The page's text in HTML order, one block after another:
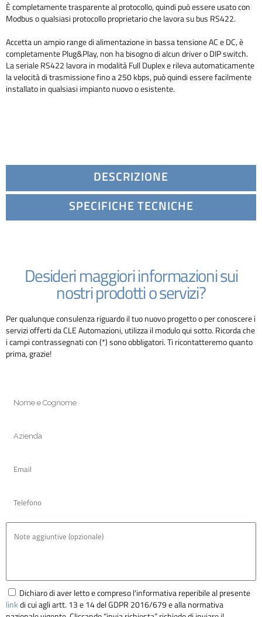
È completamente trasparente al protocollo, quindi può essere usato con
Modbus o qualsiasi protocollo proprietario che lavora su bus RS422.
Accetta un ampio range di alimentazione in bassa tensione AC e DC, è
completamente Plug&Play, non ha bisogno di alcun driver o DIP switch.
La seriale RS422 lavora in modalità Full Duplex e rileva automaticamente
la velocità di trasmissione fino a 250 kbps, può quindi essere facilmente
installato in qualsiasi impianto nuovo o esistente.
DESCRIZIONE
SPECIFICHE TECNICHE
Desideri maggiori informazioni sui
nostri prodotti o servizi?
Per qualunque consulenza riguardo il tuo nuovo progetto o per conoscere i
servizi offerti da CLE Automazioni, utilizza il modulo qui sotto. Ricorda che
i campi contrassegnati con (*) sono obbligatori. Ti ricontatteremo quanto
prima, grazie!
Dichiaro di aver letto e compreso l'informativa reperibile al presente
linkdi cui agli artt. 13 e 14 del GDPR 2016/679 e alla normativa